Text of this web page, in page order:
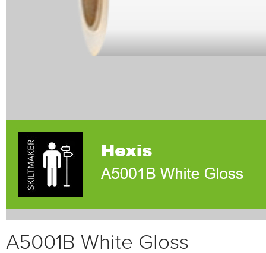
A5001B White Gloss